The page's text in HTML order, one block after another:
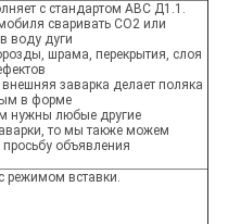
с стандартом АВС Д1.1.
сваривать СО2 или
воду дуги
шрама, перекрытия, слоя
внешняя заварка делает поляка
в форме
нужны любые другие
то мы также можем
объявления
режимом вставки.